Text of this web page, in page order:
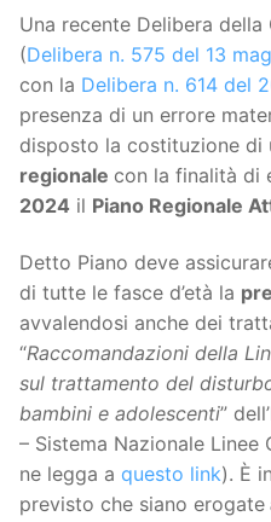
Una recente Delibera
(Delibera n. 575 del 13
con la Delibera n. 614 del
presenza di un errore
disposto la costituzione di
regionale con la finalità di
2024 il Piano Regionale
Detto Piano deve
di tutte le fasce d’età la
avvalendosi anche dei
“Raccomandazioni della
sul trattamento del
bambini e adolescenti”
– Sistema Nazionale Linee
ne legga a questo link). È
previsto che siano erogate